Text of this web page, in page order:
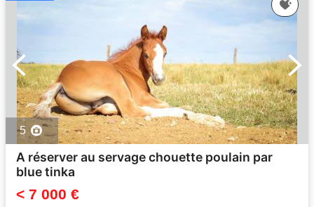
5
A réserver au servage chouette poulain par
blue tinka
< 7 000 €